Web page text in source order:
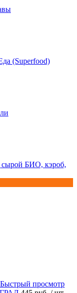
(Superfood)
БИО, кэроб,
Быстрый просмотр